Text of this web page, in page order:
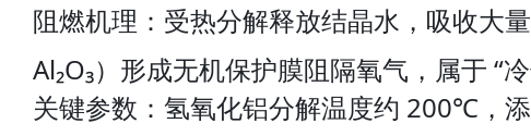
阻燃机理：受热分解释放结晶水，吸收大
Al₂O₃）形成无机保护膜阻隔氧气，属于 “
关键参数：氢氧化铝分解温度约 200℃，